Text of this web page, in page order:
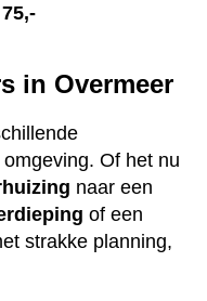
in Overmeer
Of het nu
naar een
of een
strakke planning,